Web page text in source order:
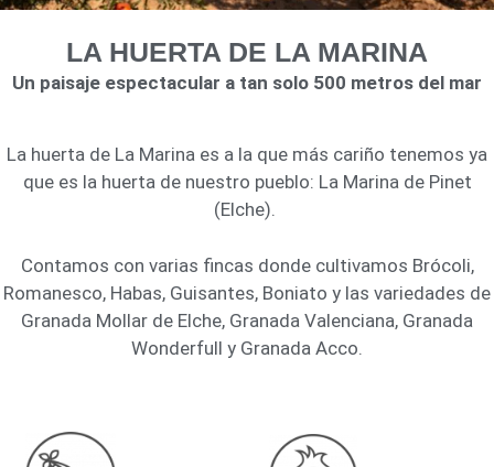
LA HUERTA DE LA MARINA
Un paisaje espectacular a tan solo 500 metros del mar
La huerta de La Marina es a la que más cariño tenemos ya
que es la huerta de nuestro pueblo: La Marina de Pinet
(Elche).
Contamos con varias fincas donde cultivamos Brócoli,
Romanesco, Habas, Guisantes, Boniato y las variedades de
Granada Mollar de Elche, Granada Valenciana, Granada
Wonderfull y Granada Acco.